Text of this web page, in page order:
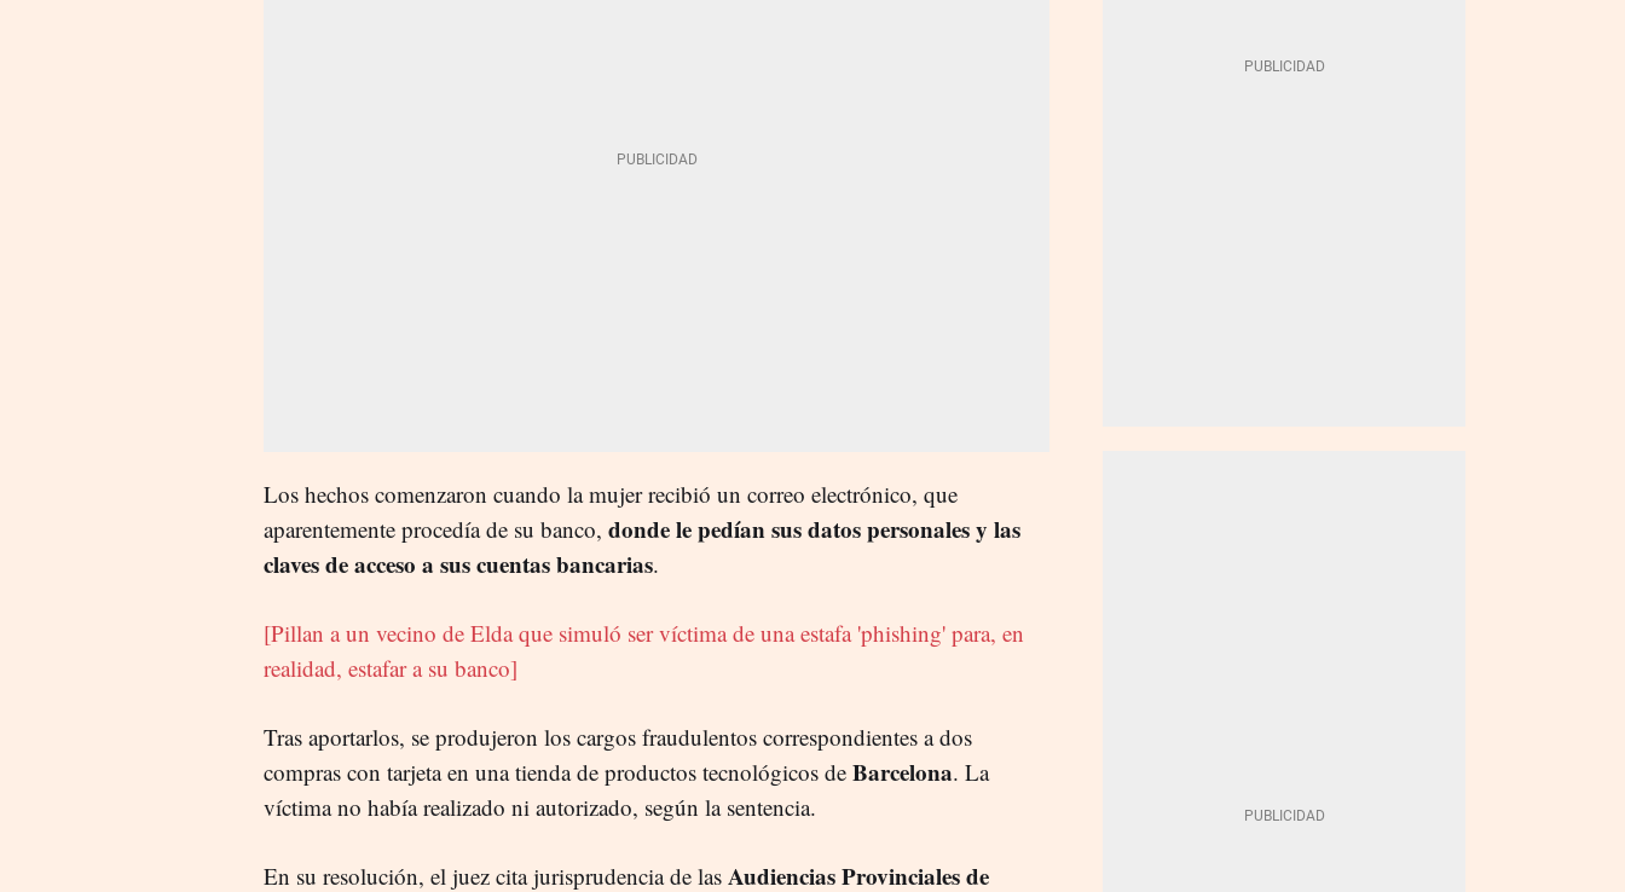
Los hechos comenzaron cuando la mujer recibió un correo electrónico, que
aparentemente procedía de su banco, donde le pedían sus datos personales y las
claves de acceso a sus cuentas bancarias.
[Pillan a un vecino de Elda que simuló ser víctima de una estafa 'phishing' para, en
realidad, estafar a su banco]
Tras aportarlos, se produjeron los cargos fraudulentos correspondientes a dos
compras con tarjeta en una tienda de productos tecnológicos de Barcelona. La
víctima no había realizado ni autorizado, según la sentencia.
En su resolución, el juez cita jurisprudencia de las Audiencias Provinciales de